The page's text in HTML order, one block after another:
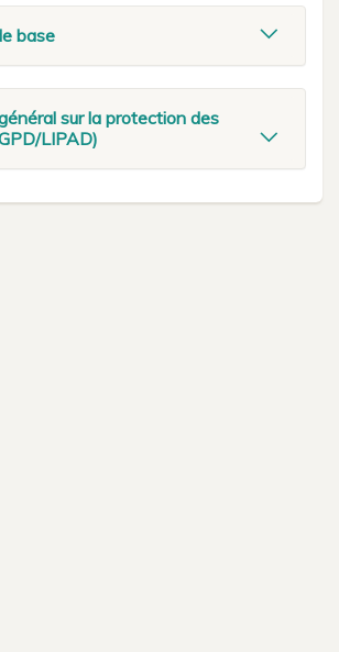
base
sur la protection des
LIPAD)